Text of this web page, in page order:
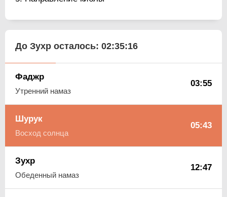
До Зухр осталось: 02:35:15
Фаджр
Утренний намаз
03:55
Шурук
Восход солнца
05:43
Зухр
Обеденный намаз
12:47